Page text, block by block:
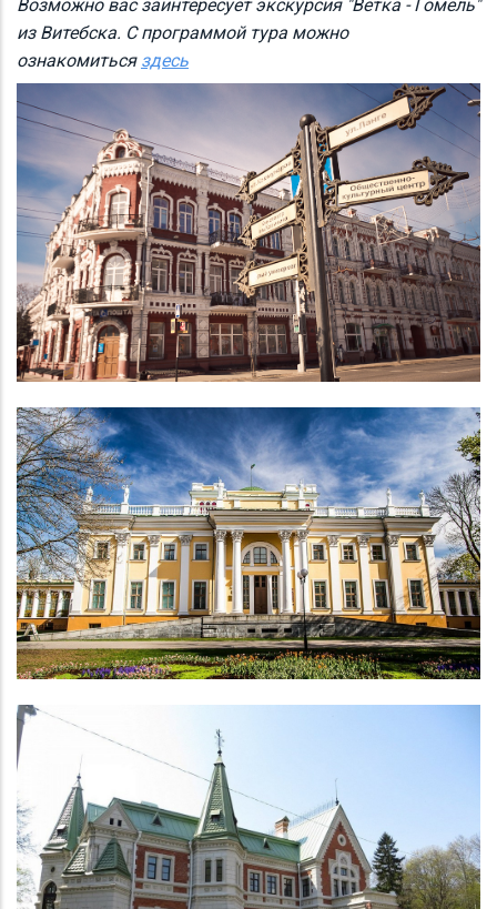
Возможно вас заинтересует экскурсия "Ветка - Гомель"
из Витебска. С программой тура можно
ознакомиться здесь